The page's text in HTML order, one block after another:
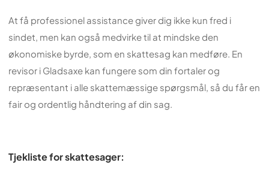
At få professionel assistance giver dig ikke kun fred i
sindet, men kan også medvirke til at mindske den
økonomiske byrde, som en skattesag kan medføre. En
revisor i Gladsaxe kan fungere som din fortaler og
repræsentant i alle skattemæssige spørgsmål, så du får en
fair og ordentlig håndtering af din sag.
Tjekliste for skattesager: